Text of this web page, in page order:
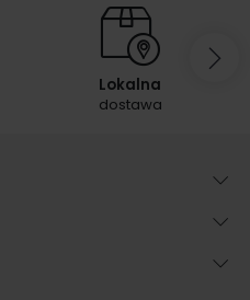
Lokalna
dostawa